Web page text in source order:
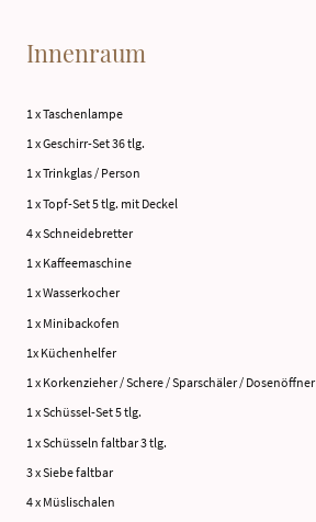
Innenraum
1 x Taschenlampe
1 x Geschirr-Set 36 tlg.
1 x Trinkglas / Person
1 x Topf-Set 5 tlg. mit Deckel
4 x Schneidebretter
1 x Kaffeemaschine
1 x Wasserkocher
1 x Minibackofen
1x Küchenhelfer
1 x Korkenzieher / Schere / Sparschäler / Dosenöffner
1 x Schüssel-Set 5 tlg.
1 x Schüsseln faltbar 3 tlg.
3 x Siebe faltbar
4 x Müslischalen